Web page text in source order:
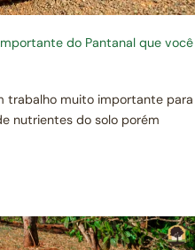
do Pantanal que você
trabalho muito importante para
nutrientes do solo porém